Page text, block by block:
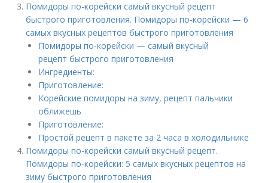
Помидоры по-корейски самый вкусный рецепт
быстрого приготовления. Помидоры по-корейски — 6
самых вкусных рецептов быстрого приготовления
Помидоры по-корейски — самый вкусный
рецепт быстрого приготовления
Ингредиенты:
Приготовление:
Корейские помидоры на зиму, рецепт пальчики
оближешь
Приготовление:
Простой рецепт в пакете за 2 часа в холодильнике
Помидоры по-корейски самый вкусный рецепт.
Помидоры по-корейски: 5 самых вкусных рецептов на
зиму быстрого приготовления